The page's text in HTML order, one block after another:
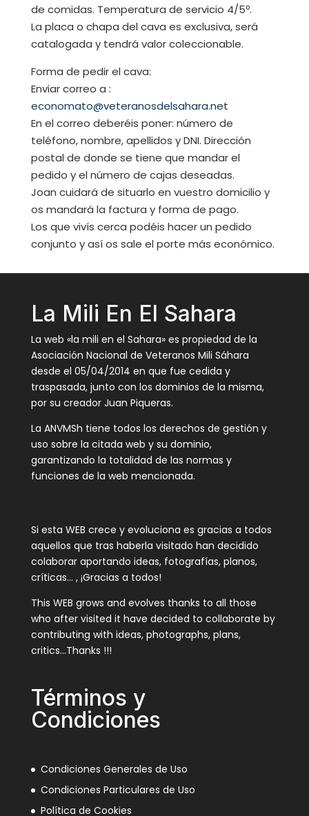
de comidas. Temperatura de servicio 4/5º.
La placa o chapa del cava es exclusiva, será
catalogada y tendrá valor coleccionable.
Forma de pedir el cava:
Enviar correo a :
economato@veteranosdelsahara.net
En el correo deberéis poner: número de
teléfono, nombre, apellidos y DNI. Dirección
postal de donde se tiene que mandar el
pedido y el número de cajas deseadas.
Joan cuidará de situarlo en vuestro domicilio y
os mandará la factura y forma de pago.
Los que vivís cerca podéis hacer un pedido
conjunto y así os sale el porte más económico.
La Mili En El Sahara
La web «la mili en el Sahara» es propiedad de la
Asociación Nacional de Veteranos Mili Sáhara
desde el 05/04/2014 en que fue cedida y
traspasada, junto con los dominios de la misma,
por su creador Juan Piqueras.
La ANVMSh tiene todos los derechos de gestión y
uso sobre la citada web y su dominio,
garantizando la totalidad de las normas y
funciones de la web mencionada.
Si esta WEB crece y evoluciona es gracias a todos
aquellos que tras haberla visitado han decidido
colaborar aportando ideas, fotografías, planos,
críticas… , ¡Gracias a todos!
This WEB grows and evolves thanks to all those
who after visited it have decided to collaborate by
contributing with ideas, photographs, plans,
critics…Thanks !!!
Términos y
Condiciones
Condiciones Generales de Uso
Condiciones Particulares de Uso
Política de Cookies